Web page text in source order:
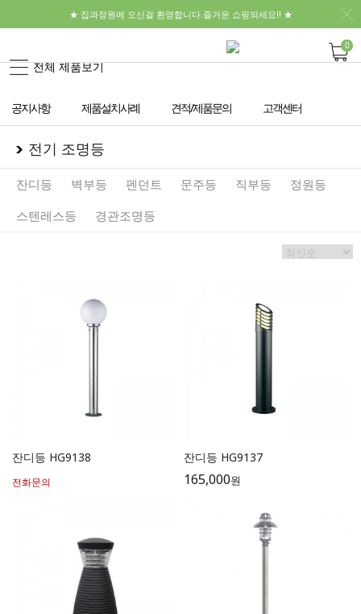
★ 집과정원에 오신걸 환영합니다.즐거운 쇼핑되세요!! ★
전체 제품보기
0
공지사항 제품설치사례 견적/제품문의 고객센터
전기 조명등
잔디등 벽부등 펜던트 문주등 직부등
정원등
스텐레스등
경관조명등
잔디등 HG9138
전화문의
잔디등 HG9137
165,000원